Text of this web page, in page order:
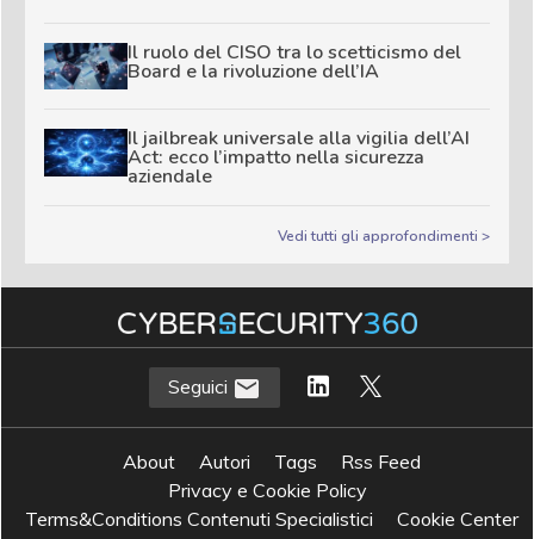
Il ruolo del CISO tra lo scetticismo del
Board e la rivoluzione dell’IA
Il jailbreak universale alla vigilia dell’AI
Act: ecco l’impatto nella sicurezza
aziendale
Vedi tutti gli approfondimenti >
Seguici
About Autori Tags
Rss Feed
Privacy e Cookie Policy
Terms&Conditions Contenuti Specialistici
Cookie Center